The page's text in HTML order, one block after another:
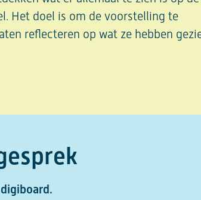
Het doel is om de voorstelling te
reflecteren op wat ze hebben